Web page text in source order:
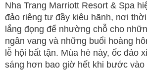
Nha Trang Marriott Resort & Spa
đảo riêng tư đầy kiêu hãnh, nơi
lắng đọng để nhường chỗ cho
ngân vang và những buổi hoàng
lễ hội bất tận. Mùa hè này, ốc đảo
sáng hơn bao giờ hết khi bước vào